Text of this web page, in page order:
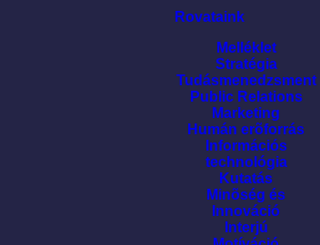
Rovataink
Melléklet
Stratégia
Tudásmenedzsment
Public Relations
Marketing
Humán erõforrás
Információs
technológia
Kutatás
Minõség és
Innováció
Interjú